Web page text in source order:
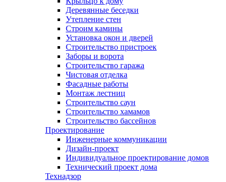
Деревянные беседки
Утепление стен
Строим камины
Установка окон и дверей
Строительство пристроек
Заборы и ворота
Строительство гаража
Чистовая отделка
Фасадные работы
Монтаж лестниц
Строительство саун
Строительство хамамов
Строительство бассейнов
Проектирование
Инженерные коммуникации
Дизайн-проект
Индивидуальное проектирование домов
Технический проект дома
Технадзор